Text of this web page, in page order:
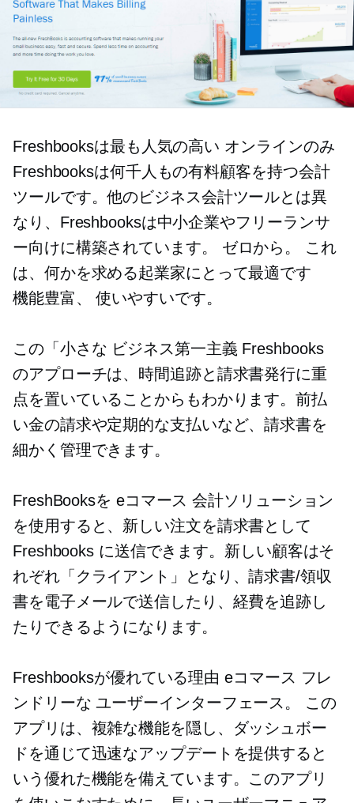
Freshbooksは最も人気の高い オンラインのみ
Freshbooksは何千人もの有料顧客を持つ会計
ツールです。他のビジネス会計ツールとは異
なり、Freshbooksは中小企業やフリーランサ
ー向けに構築されています。 ゼロから。
これ
は、何かを求める起業家にとって最適です
機能豊富、
使いやすいです。
この「小さな ビジネス第一主義 Freshbooks
のアプローチは、時間追跡と請求書発行に重
点を置いていることからもわかります。前払
い金の請求や定期的な支払いなど、請求書を
細かく管理できます。
FreshBooksを eコマース 会計ソリューション
を使用すると、新しい注文を請求書として
Freshbooks に送信できます。新しい顧客はそ
れぞれ「クライアント」となり、請求書/領収
書を電子メールで送信したり、経費を追跡し
たりできるようになります。
Freshbooksが優れている理由eコマース フレ
ンドリーなユーザーインターフェース。
この
アプリは、複雑な機能を隠し、ダッシュボー
ドを通じて迅速なアップデートを提供すると
いう優れた機能を備えています。このアプリ